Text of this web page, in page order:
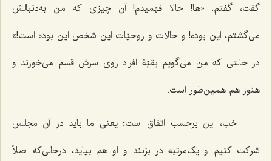
گفت، گفتم: «ها! حالا فهمیدم! آن چیزی که من به‌دنبالش
می‌گشتم، این بوده! و حالات و روحیّات این شخص این بوده است!»
در حالتی ‌که من می‌گویم بقیّۀ افراد روی سرش قسم می‌خورند و
هنوز هم همین‌طور است.
خب، این برحسب اتفاق است؛ یعنی ما باید در آن مجلس
شرکت کنیم و یک‌مرتبه در بزنند و او هم بیاید، درحالی‌که اصلاً